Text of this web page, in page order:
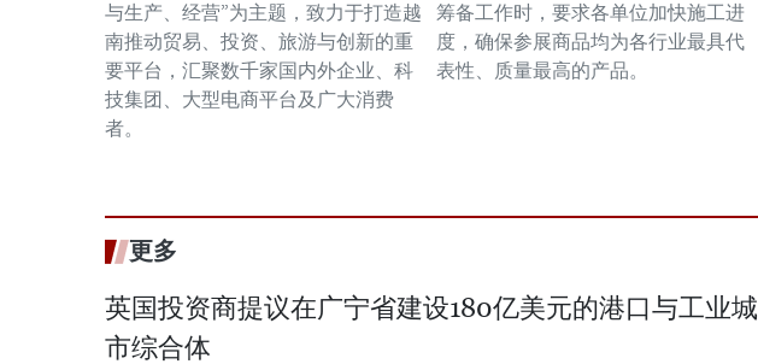
与生产、经营”为主题，致力于打造越
南推动贸易、投资、旅游与创新的重
要平台，汇聚数千家国内外企业、科
技集团、大型电商平台及广大消费
者。
筹备工作时，要求各单位加快施工进
度，确保参展商品均为各行业最具代
表性、质量最高的产品。
更多
英国投资商提议在广宁省建设180亿美元的港口与工业城
市综合体